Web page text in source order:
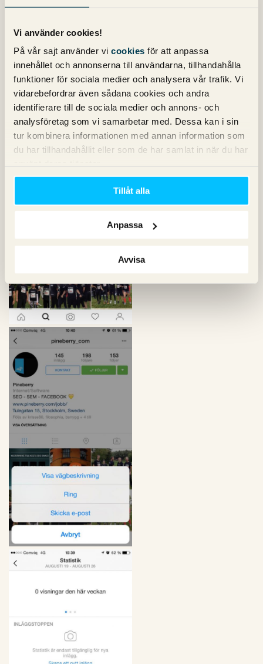
Vi använder cookies!
På vår sajt använder vi cookies för att anpassa
innehållet och annonserna till användarna, tillhandahålla
funktioner för sociala medier och analysera vår trafik. Vi
vidarebefordrar även sådana cookies och andra
identifierare till de sociala medier och annons- och
analysföretag som vi samarbetar med. Dessa kan i sin
tur kombinera informationen med annan information som
du har tillhandahållit eller som de har samlat in när du har
Tillåt alla
Anpassa
Avvisa